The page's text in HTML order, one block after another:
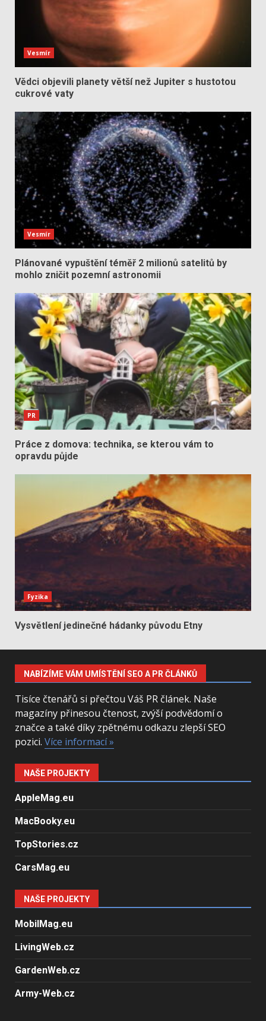
Vesmír
Vědci objevili planety větší než Jupiter s hustotou
cukrové vaty
Vesmír
Plánované vypuštění téměř 2 milionů satelitů by
mohlo zničit pozemní astronomii
PR
Práce z domova: technika, se kterou vám to
opravdu půjde
Fyzika
Vysvětlení jedinečné hádanky původu Etny
NABÍZÍME VÁM UMÍSTĚNÍ SEO A PR ČLÁNKŮ
Tisíce čtenářů si přečtou Váš PR článek. Naše
magazíny přinesou čtenost, zvýší podvědomí o
značce a také díky zpětnému odkazu zlepší SEO
pozici. Více informací »
NAŠE PROJEKTY
AppleMag.eu
MacBooky.eu
TopStories.cz
CarsMag.eu
NAŠE PROJEKTY
MobilMag.eu
LivingWeb.cz
GardenWeb.cz
Army-Web.cz